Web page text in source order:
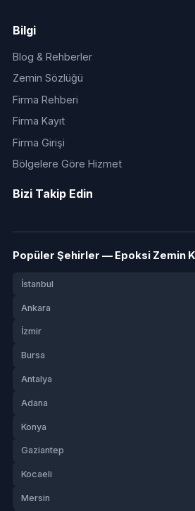
Bilgi
Blog & Rehberler
Zemin Sözlüğü
Firma Rehberi
Firma Kayıt
Firma Girişi
Bölgelere Göre Hizmet
Bizi Takip Edin
Popüler Şehirler — Epoksi Zemin
İstanbul
Ankara
İzmir
Bursa
Antalya
Adana
Konya
Gaziantep
Kocaeli
Mersin